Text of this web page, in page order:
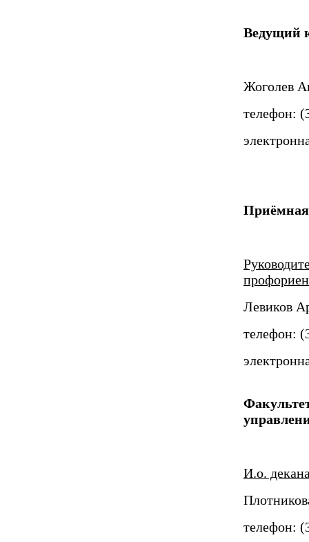
Ведущий
Жоголев
телефон:
Левиков
телефон:
И.о.
телефон: